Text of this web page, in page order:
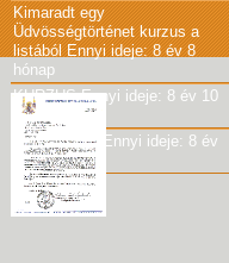
Kimaradt egy
Üdvösségtörténet kurzus a
listából Ennyi ideje: 8 év 8
hónap
KURZUS Ennyi ideje: 8 év 10
hónap
JÓ KÖNYV! Ennyi ideje: 8 év
10 hónap